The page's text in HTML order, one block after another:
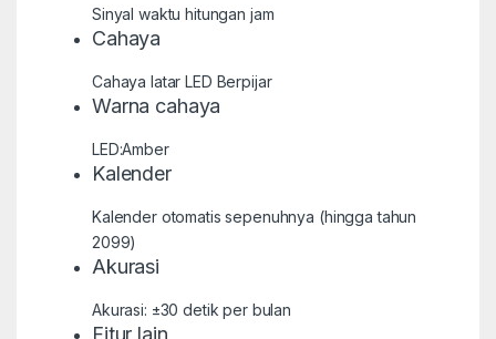
Sinyal waktu hitungan jam
Cahaya
Cahaya latar LED Berpijar
Warna cahaya
LED:Amber
Kalender
Kalender otomatis sepenuhnya (hingga tahun
2099)
Akurasi
Akurasi: ±30 detik per bulan